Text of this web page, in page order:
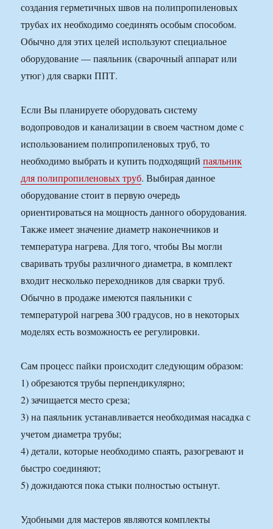
создания герметичных швов на полипропиленовых
трубах их необходимо соединять особым способом.
Обычно для этих целей используют специальное
оборудование — паяльник (сварочный аппарат или
утюг) для сварки ППТ.
Если Вы планируете оборудовать систему
водопроводов и канализации в своем частном доме с
использованием полипропиленовых труб, то
необходимо выбрать и купить подходящийпаяльник
для полипропиленовых труб. Выбирая данное
оборудование стоит в первую очередь
ориентироваться на мощность данного оборудования.
Также имеет значение диаметр наконечников и
температура нагрева. Для того, чтобы Вы могли
сваривать трубы различного диаметра, в комплект
входит несколько переходников для сварки труб.
Обычно в продаже имеются паяльники с
температурой нагрева 300 градусов, но в некоторых
моделях есть возможность ее регулировки.
Сам процесс пайки происходит следующим образом:
1) обрезаются трубы перпендикулярно;
2) зачищается место среза;
3) на паяльник устанавливается необходимая насадка с
учетом диаметра трубы;
4) детали, которые необходимо спаять, разогревают и
быстро соединяют;
5) дожидаются пока стыки полностью остынут.
Удобными для мастеров являются комплекты